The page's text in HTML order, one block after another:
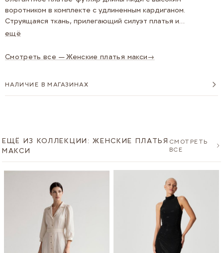
воротником в комплекте с удлиненным кардиганом.
Струящаяся ткань, прилегающий силуэт платья и
свободный крой кардигана.
ещё
Смотреть все — Женские платья макси→
НАЛИЧИЕ В МАГАЗИНАХ
ЕЩЁ ИЗ КОЛЛЕКЦИИ: ЖЕНСКИЕ ПЛАТЬЯ
МАКСИ
СМОТРЕТЬ
ВСЕ
Navigating through the elements of the carousel is
Press to skip carousel
Press to go to carousel navigation